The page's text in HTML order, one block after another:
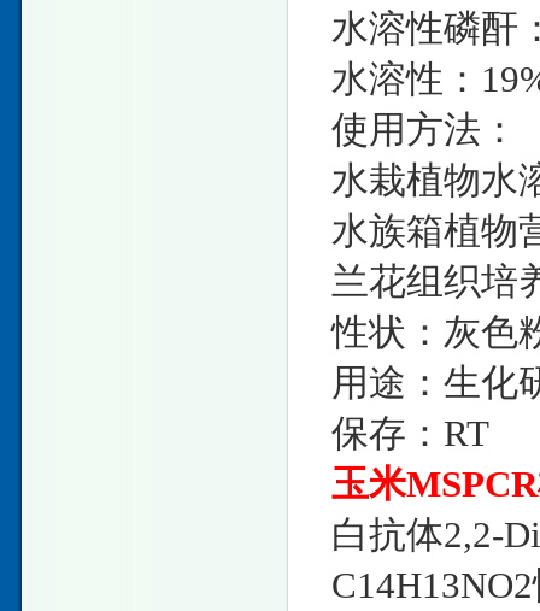
水溶性磷酐
水溶性 ：
使用方法：
水栽植物水
水族箱植物
兰花组织培
性状：灰色
用途：生化
保存：RT
玉米
白抗体2,2-